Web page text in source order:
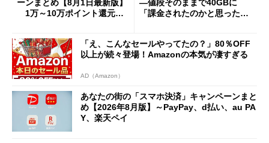
ーンまとめ【8月1日最新版】
1万～10万ポイント還元の
―値段そのままで40GBに
「課金されたのかと思った」
「え、こんなセールやってたの？」80％OFF
以上が続々登場！Amazonの本気が凄すぎる
AD（Amazon）
あなたの街の「スマホ決済」キャンペーンまと
め【2026年8月版】～PayPay、d払い、au PA
Y、楽天ペイ